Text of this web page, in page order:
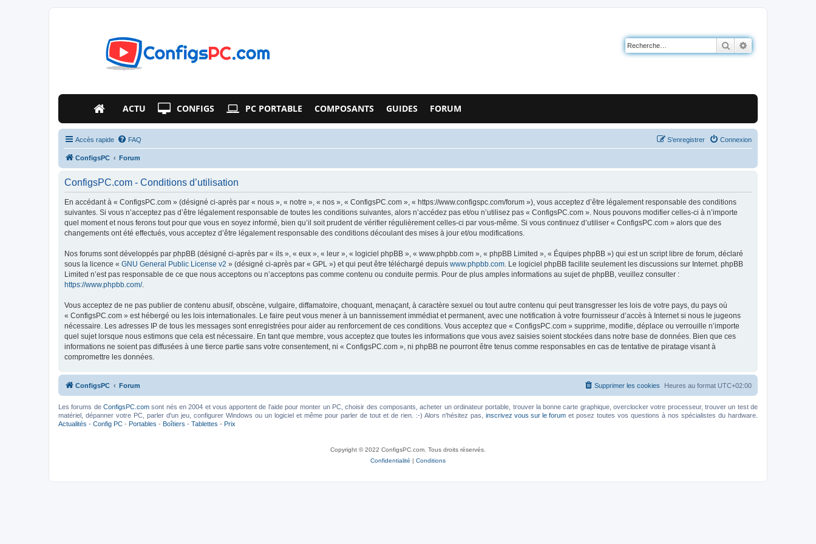
Rechercher
ACTU CONFIGS PC PORTABLE COMPOSANTS GUIDES FORUM
Accès rapide FAQ Connexion
S’enregistrer
ConfigsPC Forum
ConfigsPC.com - Conditions d’utilisation
En accédant à « ConfigsPC.com » (désigné ci-après par « nous », « notre », « nos », « ConfigsPC.com », « https://www.configspc.com/forum »), vous acceptez d’être légalement responsable des conditions
suivantes. Si vous n’acceptez pas d’être légalement responsable de toutes les conditions suivantes, alors n’accédez pas et/ou n’utilisez pas « ConfigsPC.com ». Nous pouvons modifier celles-ci à n’importe
quel moment et nous ferons tout pour que vous en soyez informé, bien qu’il soit prudent de vérifier régulièrement celles-ci par vous-même. Si vous continuez d’utiliser « ConfigsPC.com » alors que des
changements ont été effectués, vous acceptez d’être légalement responsable des conditions découlant des mises à jour et/ou modifications.
Nos forums sont développés par phpBB (désigné ci-après par « ils », « eux », « leur », « logiciel phpBB », « www.phpbb.com », « phpBB Limited », « Équipes phpBB ») qui est un script libre de forum, déclaré
sous la licence « GNU General Public License v2 » (désigné ci-après par « GPL ») et qui peut être téléchargé depuis www.phpbb.com. Le logiciel phpBB facilite seulement les discussions sur Internet. phpBB
Limited n’est pas responsable de ce que nous acceptons ou n’acceptons pas comme contenu ou conduite permis. Pour de plus amples informations au sujet de phpBB, veuillez consulter :
https://www.phpbb.com/.
Vous acceptez de ne pas publier de contenu abusif, obscène, vulgaire, diffamatoire, choquant, menaçant, à caractère sexuel ou tout autre contenu qui peut transgresser les lois de votre pays, du pays où
« ConfigsPC.com » est hébergé ou les lois internationales. Le faire peut vous mener à un bannissement immédiat et permanent, avec une notification à votre fournisseur d’accès à Internet si nous le jugeons
nécessaire. Les adresses IP de tous les messages sont enregistrées pour aider au renforcement de ces conditions. Vous acceptez que « ConfigsPC.com » supprime, modifie, déplace ou verrouille n’importe
quel sujet lorsque nous estimons que cela est nécessaire. En tant que membre, vous acceptez que toutes les informations que vous avez saisies soient stockées dans notre base de données. Bien que ces
informations ne soient pas diffusées à une tierce partie sans votre consentement, ni « ConfigsPC.com », ni phpBB ne pourront être tenus comme responsables en cas de tentative de piratage visant à
compromettre les données.
ConfigsPC Forum Heures au format UTC+02:00
Supprimer les cookies
Les forums de ConfigsPC.comsont nés en 2004 et vous apportent de l'aide pour monter un PC, choisir des composants, acheter un ordinateur portable, trouver la bonne carte graphique, overclocker votre processeur, trouver un test de
matériel, dépanner votre PC, parler d'un jeu, configurer Windows ou un logiciel et même pour parler de tout et de rien. :-) Alors n'hésitez pas, inscrivez vous sur le forum et posez toutes vos questions à nos spécialistes du hardware.
Actualités - Config PC - Portables - Boîtiers - Tablettes - Prix
Copyright © 2022 ConfigsPC.com. Tous droits réservés.
Confidentialité | Conditions